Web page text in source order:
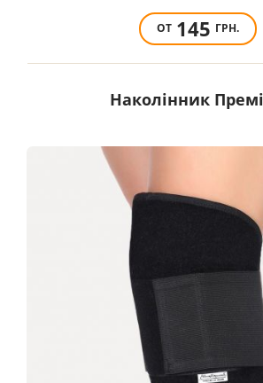
ОТ 145 ГРН.
Наколінник